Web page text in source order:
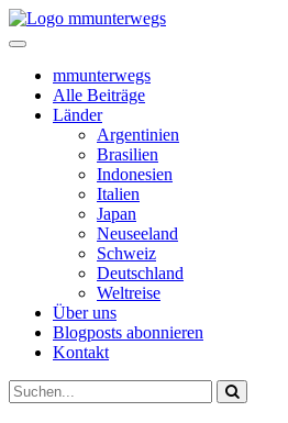
mmunterwegs
Alle Beiträge
Länder
Argentinien
Brasilien
Indonesien
Italien
Japan
Neuseeland
Schweiz
Deutschland
Weltreise
Über uns
Blogposts abonnieren
Kontakt